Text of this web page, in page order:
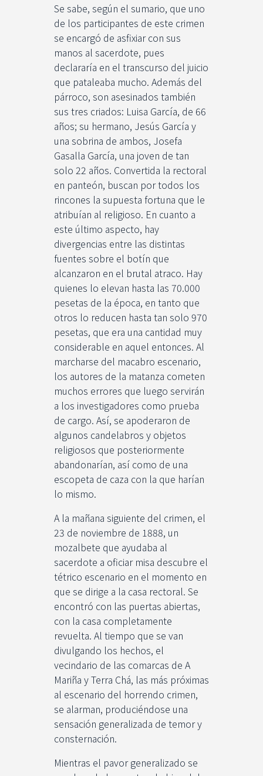
Se sabe, según el sumario, que uno
de los participantes de este crimen
se encargó de asfixiar con sus
manos al sacerdote, pues
declararía en el transcurso del juicio
que pataleaba mucho. Además del
párroco, son asesinados también
sus tres criados: Luisa García, de 66
años; su hermano, Jesús García y
una sobrina de ambos, Josefa
Gasalla García, una joven de tan
solo 22 años. Convertida la rectoral
en panteón, buscan por todos los
rincones la supuesta fortuna que le
atribuían al religioso. En cuanto a
este último aspecto, hay
divergencias entre las distintas
fuentes sobre el botín que
alcanzaron en el brutal atraco. Hay
quienes lo elevan hasta las 70.000
pesetas de la época, en tanto que
otros lo reducen hasta tan solo 970
pesetas, que era una cantidad muy
considerable en aquel entonces. Al
marcharse del macabro escenario,
los autores de la matanza cometen
muchos errores que luego servirán
a los investigadores como prueba
de cargo. Así, se apoderaron de
algunos candelabros y objetos
religiosos que posteriormente
abandonarían, así como de una
escopeta de caza con la que harían
lo mismo.
A la mañana siguiente del crimen, el
23 de noviembre de 1888, un
mozalbete que ayudaba al
sacerdote a oficiar misa descubre el
tétrico escenario en el momento en
que se dirige a la casa rectoral. Se
encontró con las puertas abiertas,
con la casa completamente
revuelta. Al tiempo que se van
divulgando los hechos, el
vecindario de las comarcas de A
Mariña y Terra Chá, las más próximas
al escenario del horrendo crimen,
se alarman, produciéndose una
sensación generalizada de temor y
consternación.
Mientras el pavor generalizado se